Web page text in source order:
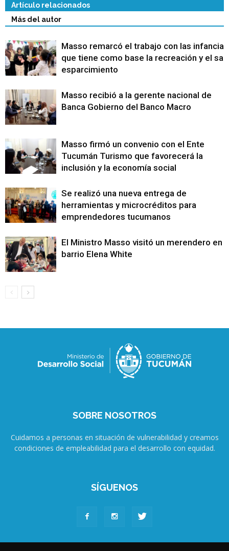
Artículo relacionados
Más del autor
Masso remarcó el trabajo con las infancias
que tiene como base la recreación y el
esparcimiento
Masso recibió a la gerente nacional de
Banca Gobierno del Banco Macro
Masso firmó un convenio con el Ente
Tucumán Turismo que favorecerá la
inclusión y la economía social
Se realizó una nueva entrega de
herramientas y microcréditos para
emprendedores tucumanos
El Ministro Masso visitó un merendero en
barrio Elena White
SOBRE NOSOTROS
Cuidamos a personas en situación de vulnerabilidad y creamos
condiciones de empleabilidad para el desarrollo con equidad.
SÍGUENOS